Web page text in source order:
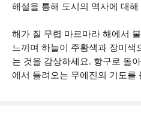
해설을 통해 도시의 역사에 대
해가 질 무렵 마르마라 해에서
느끼며 하늘이 주황색과 장미색
는 것을 감상하세요. 항구로 돌
에서 들려오는 무에진의 기도를